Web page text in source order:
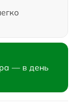
— в день